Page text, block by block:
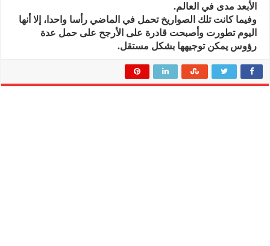
الأبعد مدى في العالم.
وفيما كانت تلك الصواريخ تحمل في الماضي رأسا واحدا، إلا أنها
اليوم تطورت وأصبحت قادرة على الأرجح على حمل عدة
رؤوس يمكن توجيهها بشكل مستقل.